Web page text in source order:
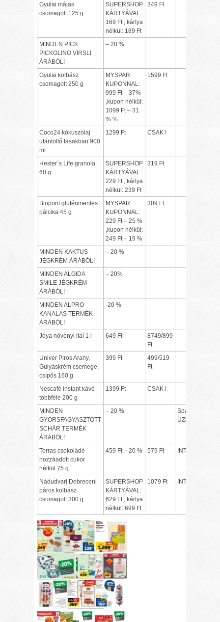
Gyulai májas
csomagolt 125 g
SUPERSHOP
KÁRTYÁVAL:
169 Ft , kártya
nélkül: 189 Ft
349 Ft
MINDEN PICK
PICKOLINO VIRSLI
ÁRÁBÓL!
– 20 %
Gyulai kolbász
csomagolt 250 g
MYSPAR
KUPONNAL:
999 Ft – 37%
,kupon nélkül:
1099 Ft – 31
% %
1599 Ft
Coco24 kókuszolaj
utántöltő tasakban 900
ml
1299 Ft CSAK !
Hester´s Life granola
60 g
SUPERSHOP
KÁRTYÁVAL:
229 Ft , kártya
nélkül: 239 Ft
319 Ft
Biopont gluténmentes
pálcika 45 g
MYSPAR
KUPONNAL:
229 Ft – 25 %
,kupon nélkül:
249 Ft – 19 %
309 Ft
MINDEN KAKTUS
JÉGKRÉM ÁRÁBÓL!
– 20 %
MINDEN ALGIDA
SMILE JÉGKRÉM
ÁRÁBÓL!
– 20%
MINDEN ALPRO
KANALAS TERMÉK
ÁRÁBÓL!
-20 %
Joya növényi ital 1 l 649 Ft
8749/899
Ft
Univer Piros Arany,
Gulyáskrém csemege,
csípős 160 g
399 Ft
499/519
Ft
Nescafé instant kávé
többféle 200 g
1399 Ft CSAK !
MINDEN
GYORSFAGYASZTOTT
SCHÄR TERMÉK
ÁRÁBÓL!
– 20 %
Spar EXTRA
ÜZLETEKBEN!
Torras csokoládé
hozzáadott cukor
nélkül 75 g
459 Ft – 20 % 579 Ft INTERSPAR !
Nádudvari Debreceni
páros kolbász
csomagolt 300 g
SUPERSHOP
KÁRTYÁVAL:
629 Ft , kártya
nélkül: 699 Ft
1079 Ft INTERSPAR !